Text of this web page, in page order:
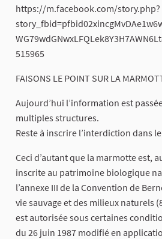
https://m.facebook.com/story.php?
515965
FAISONS LE POINT SUR LA
Aujourd’hui l’information est
multiples structures.
Reste à inscrire l’interdiction dans
Ceci d’autant que la marmotte est,
inscrite au patrimoine biologique
l’annexe III de la Convention de
vie sauvage et des milieux naturels
est autorisée sous certaines
du 26 juin 1987 modifié en